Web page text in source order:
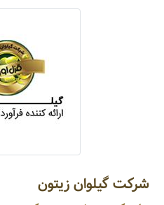
شرکت گیلوان زیتون